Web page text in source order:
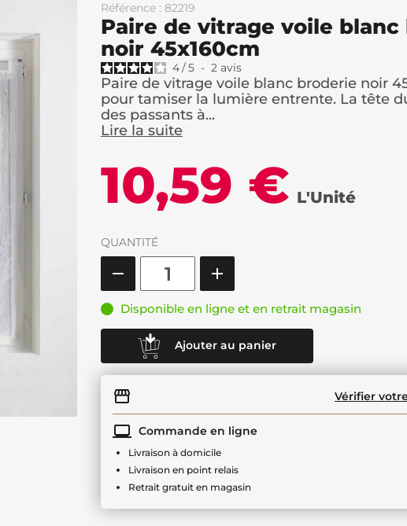
Référence : 82219
Paire de vitrage voile blanc
noir 45x160cm
4/5 - 2 avis
Paire de vitrage voile blanc broderie noir
pour tamiser la lumière entrente. La tête
des passants à...
Lire la suite
10,59 € L'Unité
QUANTITÉ
Disponible en ligne et en retrait magasin
Ajouter au panier
Vérifier
Commande en ligne
Livraison à domicile
Livraison en point relais
Retrait gratuit en magasin